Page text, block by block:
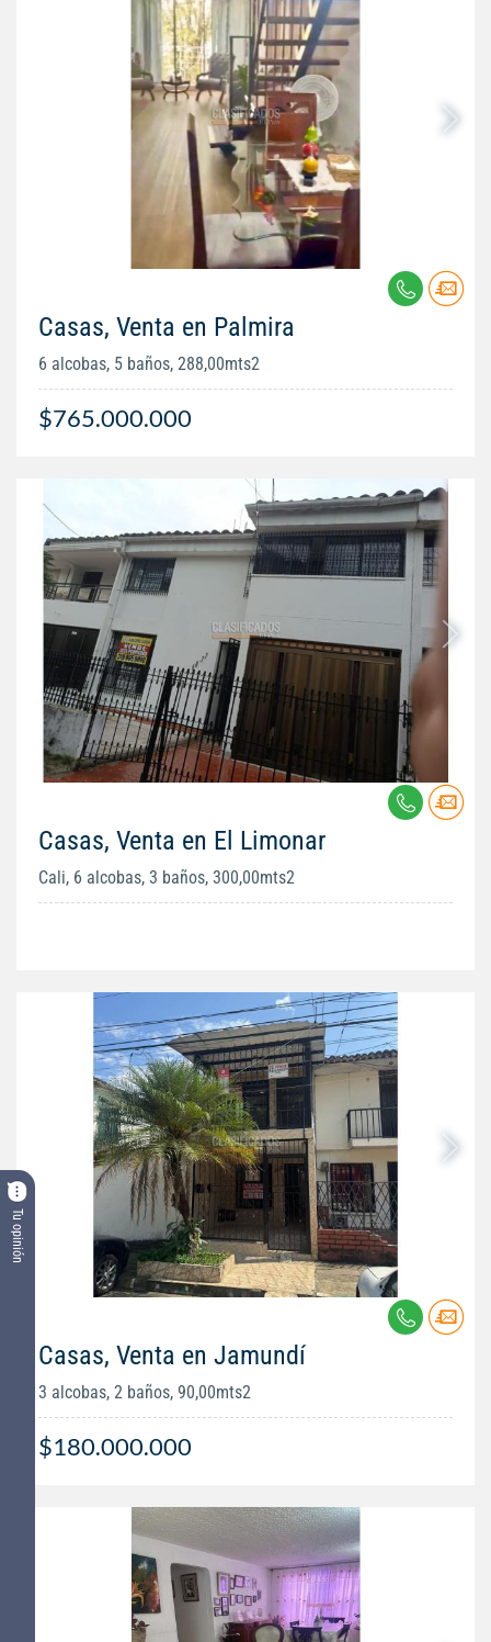
Tu opinión
Casas, Venta en Palmira
6 alcobas, 5 baños, 288,00mts2
$765.000.000
Casas, Venta en El Limonar
Cali, 6 alcobas, 3 baños, 300,00mts2
Casas, Venta en Jamundí
3 alcobas, 2 baños, 90,00mts2
$180.000.000